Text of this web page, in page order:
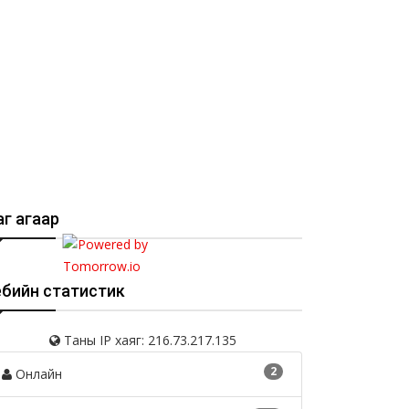
агаар
статистик
Таны IP хаяг: 216.73.217.135
2
Онлайн